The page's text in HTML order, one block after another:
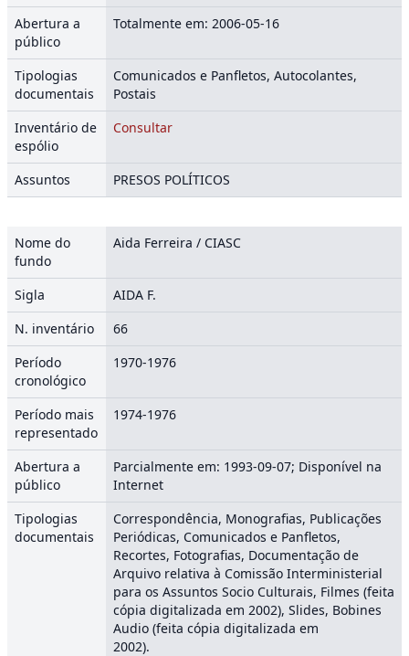
Abertura a
público
Totalmente em: 2006-05-16
Tipologias
documentais
Comunicados e Panfletos, Autocolantes,
Postais
Inventário de
espólio
Consultar
Assuntos PRESOS POLÍTICOS
Nome do
fundo
Aida Ferreira / CIASC
Sigla
AIDA F.
N. inventário
66
Período
cronológico
1970-1976
Período mais
representado
1974-1976
Abertura a
público
Parcialmente em: 1993-09-07; Disponível na
Internet
Tipologias
documentais
Correspondência, Monografias, Publicações
Periódicas, Comunicados e Panfletos,
Recortes, Fotografias, Documentação de
Arquivo relativa à Comissão Interministerial
para os Assuntos Socio Culturais, Filmes (feita
cópia digitalizada em 2002), Slides, Bobines
Audio (feita cópia digitalizada em